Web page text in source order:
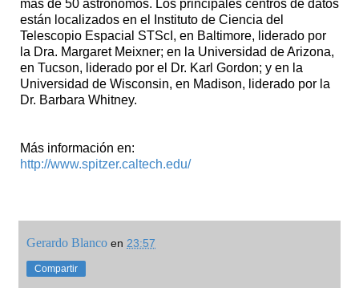
más de 50 astrónomos. Los principales centros de datos
están localizados en el Instituto de Ciencia del
Telescopio Espacial STScI, en Baltimore, liderado por
la Dra. Margaret Meixner; en la Universidad de Arizona,
en Tucson, liderado por el Dr. Karl Gordon; y en la
Universidad de Wisconsin, en Madison, liderado por la
Dr. Barbara Whitney.
Más información en:
http://www.spitzer.caltech.edu/
Gerardo Blanco en 23:57
Compartir